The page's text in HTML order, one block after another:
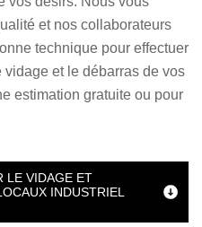
et nos collaborateurs
technique pour effectuer
et le débarras de vos
estimation gratuite ou pour
LE VIDAGE ET
INDUSTRIEL